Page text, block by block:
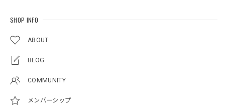
SHOP INFO
ABOUT
BLOG
COMMUNITY
メンバーシップ